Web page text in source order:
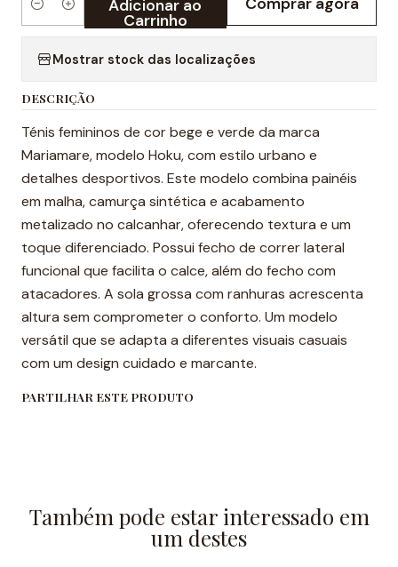
Quantidade Adicionar ao
Carrinho
Mostrar stock das localizações
DESCRIÇÃO
Ténis femininos de cor bege e verde da marca
Mariamare, modelo Hoku, com estilo urbano e
detalhes desportivos. Este modelo combina painéis
em malha, camurça sintética e acabamento
metalizado no calcanhar, oferecendo textura e um
toque diferenciado. Possui fecho de correr lateral
funcional que facilita o calce, além do fecho com
atacadores. A sola grossa com ranhuras acrescenta
altura sem comprometer o conforto. Um modelo
versátil que se adapta a diferentes visuais casuais
com um design cuidado e marcante.
PARTILHAR ESTE PRODUTO
Também pode estar interessado em
um destes